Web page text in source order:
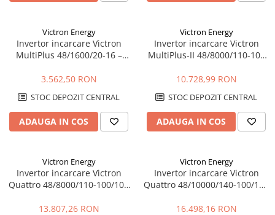
Victron Energy
Invertor incarcare Victron
MultiPlus 48/1600/20-16 –
baterii
3.562,50 RON
STOC DEPOZIT CENTRAL
ADAUGA IN COS
Victron Energy
Invertor incarcare Victron
MultiPlus-II 48/8000/110-100
PowerAssist
10.728,99 RON
STOC DEPOZIT CENTRAL
ADAUGA IN COS
Victron Energy
Invertor incarcare Victron
Quattro 48/8000/110-100/100
PowerAssist
13.807,26 RON
Victron Energy
Invertor incarcare Victron
Quattro 48/10000/140-100/100
PowerAssist
16.498,16 RON